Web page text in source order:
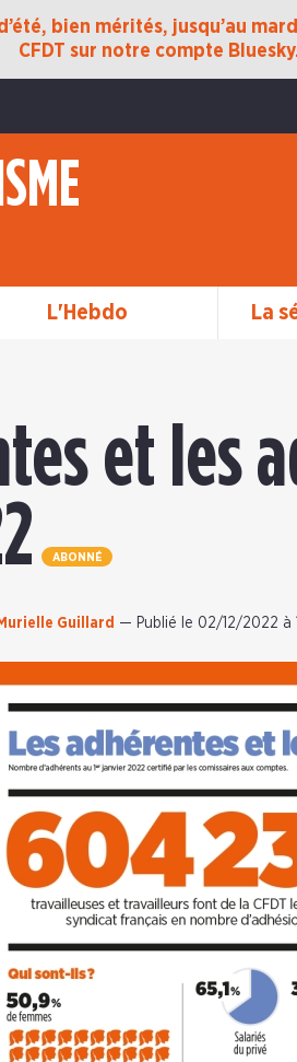
bien mérités, jusqu’au
CFDT sur notre compte
L'Hebdo La
et les
ABONNÉ
Murielle Guillard — Publié le 02/12/2022 à